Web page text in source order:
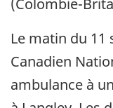
Le matin du 11
Canadien
ambulance à